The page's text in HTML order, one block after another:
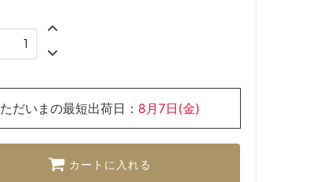
ただいまの最短出荷日： 8月7日(金)
カートに入れる